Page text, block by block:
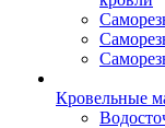
Кровельные